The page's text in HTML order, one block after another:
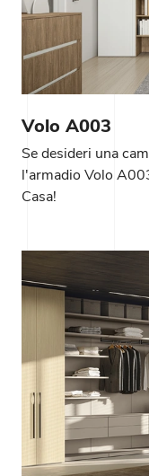
Volo A003
Se desideri una
l'armadio Volo
Casa!